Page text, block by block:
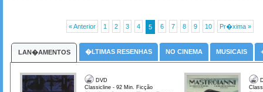
« Anterior 1 2 3 4 5 6 7 8 9 10 Pr�xima »
LAN�AMENTOS �LTIMAS RESENHAS NO CINEMA MUSICAIS
DVD
Classicline - 92 Min. Ficção